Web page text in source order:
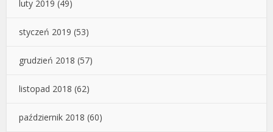
luty 2019 (49)
styczeń 2019 (53)
grudzień 2018 (57)
listopad 2018 (62)
październik 2018 (60)